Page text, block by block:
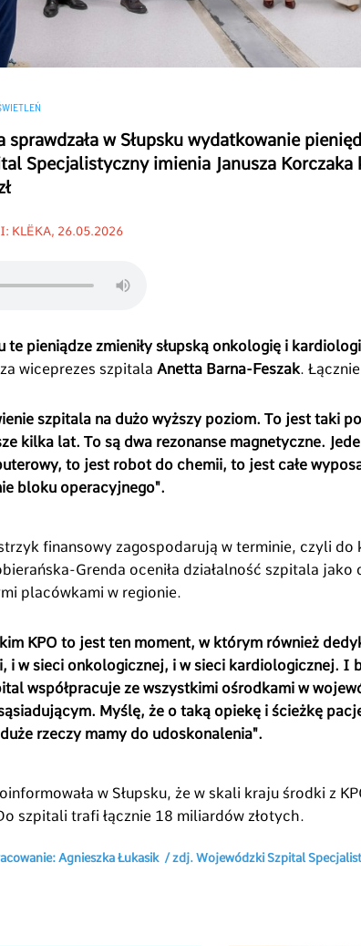
w Słupsku wydatkowanie
Specjalistyczny imienia Janusza
KLËKA, 26.05.2026
te pieniądze zmieniły słupską onkologię i
wiceprezes szpitala Anetta Barna-Feszak.
szpitala na dużo wyższy poziom. To jest taki
kilka lat. To są dwa rezonanse magnetyczne.
to jest robot do chemii, to jest całe
bloku operacyjnego".
finansowy zagospodarują w terminie, czyli
Grenda oceniła działalność szpitala jako
placówkami w regionie.
KPO to jest ten moment, w którym również
i w sieci onkologicznej, i w sieci kardiologicznej. I
współpracuje ze wszystkimi ośrodkami w
Myślę, że o taką opiekę i ścieżkę
rzeczy mamy do udoskonalenia".
w Słupsku, że w skali kraju środki z
szpitali trafi łącznie 18 miliardów złotych.
Agnieszka Łukasik / zdj. Wojewódzki Szpital